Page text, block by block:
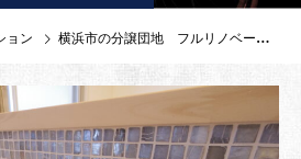
ョン 横浜市の分譲団地 フルリノベーション